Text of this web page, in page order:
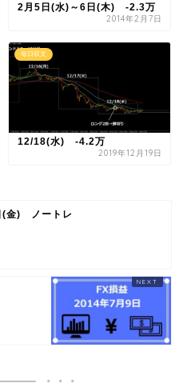
2月5日(水)～6日(木) -2.3万
2014年2月7日
毎日収支
12/18(水) -4.2万
2019年12月19日
(金) ノートレ